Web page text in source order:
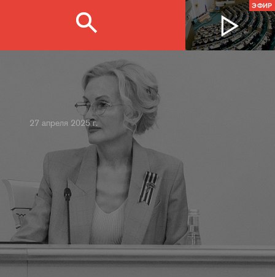
ЭФИР
27 апреля 2025 г.